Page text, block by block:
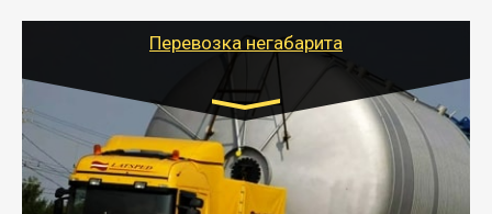
Перевозка негабарита
Цена за км. Рассчитывается
индивидуально